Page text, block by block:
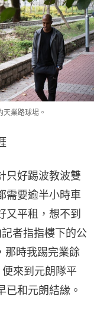
業路球場。
只好踢波教波雙
需要逾半小時車
又平租，想不到
者指指樓下的公
那時我踢完業餘
來到元朗隊平
已和元朗結緣。